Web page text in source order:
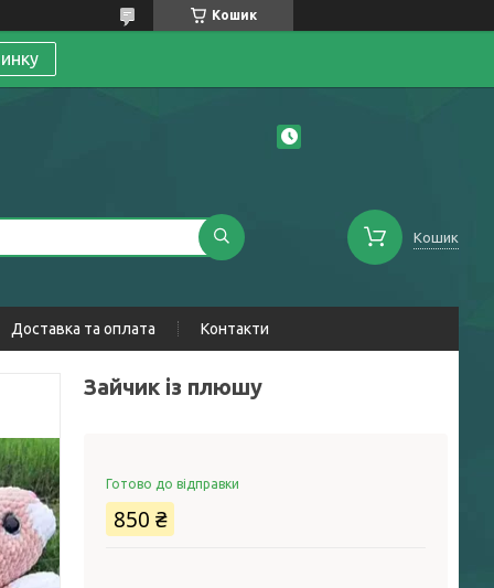
Кошик
Кошик
Доставка та оплата Контакти
Зайчик із плюшу
Готово до відправки
850 ₴